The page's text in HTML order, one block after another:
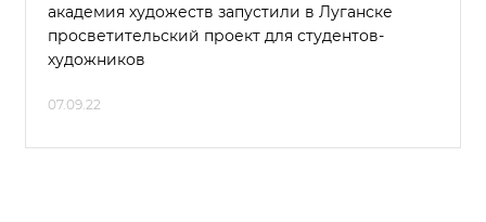
академия художеств запустили в Луганске
просветительский проект для студентов-
художников
07.09.22